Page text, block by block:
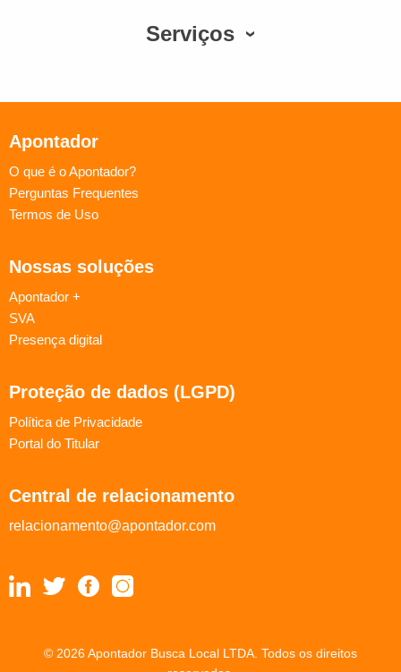
Serviços
Apontador
O que é o Apontador?
Perguntas Frequentes
Termos de Uso
Nossas soluções
Apontador +
SVA
Presença digital
Proteção de dados (LGPD)
Política de Privacidade
Portal do Titular
Central de relacionamento
relacionamento@apontador.com
© 2026 Apontador Busca Local LTDA. Todos os direitos